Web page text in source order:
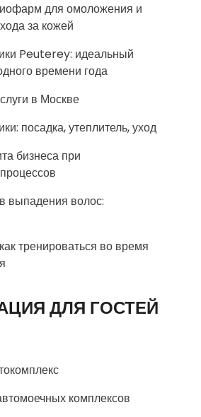
для омоложения и
за кожей
Peuterey: идеальный
времени года
в Москве
посадка, утеплитель, уход
бизнеса при
выпадения волос:
тренироваться во время
ДЛЯ ГОСТЕЙ
комплексов